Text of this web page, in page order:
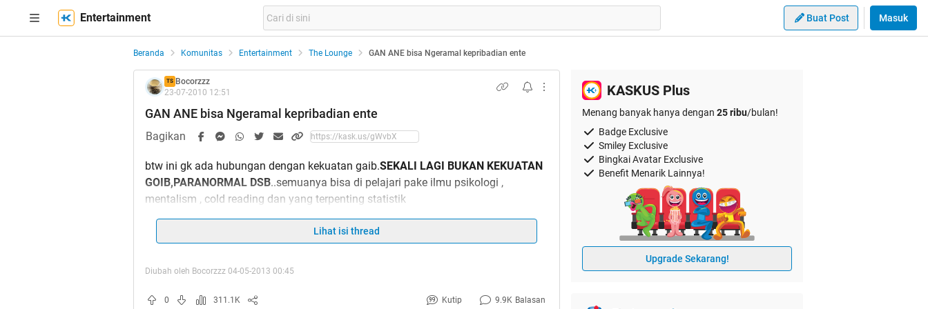
Entertainment Buat Post Masuk
Beranda Komunitas Entertainment The Lounge GAN ANE bisa Ngeramal kepribadian ente
TS Bocorzzz
23-07-2010 12:51
GAN ANE bisa Ngeramal kepribadian ente
Bagikan
btw ini gk ada hubungan dengan kekuatan gaib.SEKALI LAGI BUKAN KEKUATAN
GOIB,PARANORMAL DSB..semuanya bisa di pelajari pake ilmu psikologi ,
mentalism , cold reading dan yang terpenting statistik
gak 100 % akurat si tapi seiring berjalanya waktu kalo agan sering mencoba pasti
tehnik ato liat2 aja),kalo misalkan Masih banyak peminatnya Nanti ane Update
Lihat isi thread
Diubah oleh Bocorzzz 04-05-2013 00:45
0 311.1K Kutip 9.9K Balasan
KASKUS Plus
Menang banyak hanya dengan 25 ribu/bulan!
Badge Exclusive
Smiley Exclusive
Bingkai Avatar Exclusive
Benefit Menarik Lainnya!
Upgrade Sekarang!